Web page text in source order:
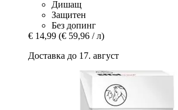
Дишащ
Защитен
Без допинг
€ 14,99 (€ 59,96 / л)
Доставка до 17. август